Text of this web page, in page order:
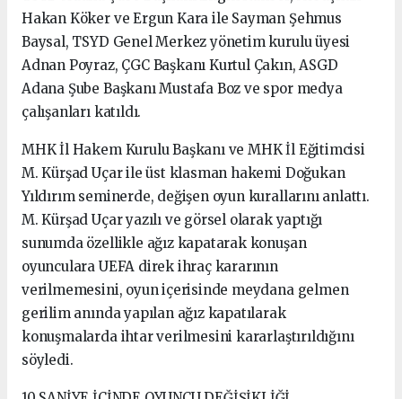
Hakan Köker ve Ergun Kara ile Sayman Şehmus
Baysal, TSYD Genel Merkez yönetim kurulu üyesi
Adnan Poyraz, ÇGC Başkanı Kurtul Çakın, ASGD
Adana Şube Başkanı Mustafa Boz ve spor medya
çalışanları katıldı.
MHK İl Hakem Kurulu Başkanı ve MHK İl Eğitimcisi
M. Kürşad Uçar ile üst klasman hakemi Doğukan
Yıldırım seminerde, değişen oyun kurallarını anlattı.
M. Kürşad Uçar yazılı ve görsel olarak yaptığı
sunumda özellikle ağız kapatarak konuşan
oyunculara UEFA direk ihraç kararının
verilmemesini, oyun içerisinde meydana gelmen
gerilim anında yapılan ağız kapatılarak
konuşmalarda ihtar verilmesini kararlaştırıldığını
söyledi.